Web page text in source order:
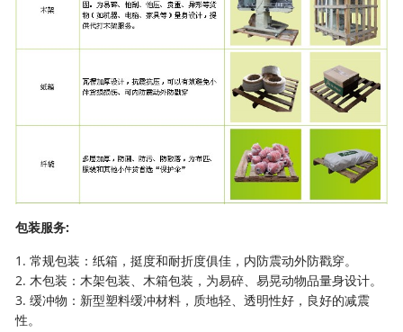
包装服务:
1. 常规包装：纸箱，挺度和耐折度俱佳，内防震动外防戳穿。
2. 木包装：木架包装、木箱包装，为易碎、易晃动物品量身设计。
3. 缓冲物：新型塑料缓冲材料，质地轻、透明性好，良好的减震
性。